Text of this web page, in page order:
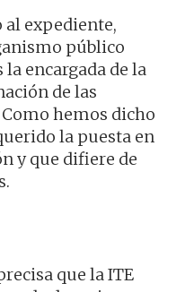
al expediente,
público
encargada de la
de las
hemos dicho
la puesta en
y que difiere de
que la ITE